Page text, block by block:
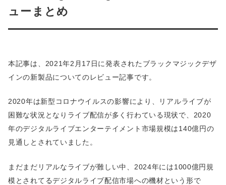
ューまとめ
本記事は、2021年2月17日に発表されたブラックマジックデザ
インの新製品についてのレビュー記事です。
2020年は新型コロナウイルスの影響により、リアルライブが
困難な状況となりライブ配信が多く行わている現状で、2020
年のデジタルライブエンターテイメント市場規模は140億円の
見通しとされていました。
まだまだリアルなライブが難しい中、2024年には1000億円規
模とされてるデジタルライブ配信市場への機材という形で